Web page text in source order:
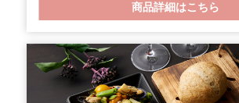
商品詳細はこちら